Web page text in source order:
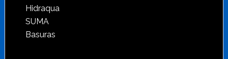
Hidraqua
SUMA
Basuras